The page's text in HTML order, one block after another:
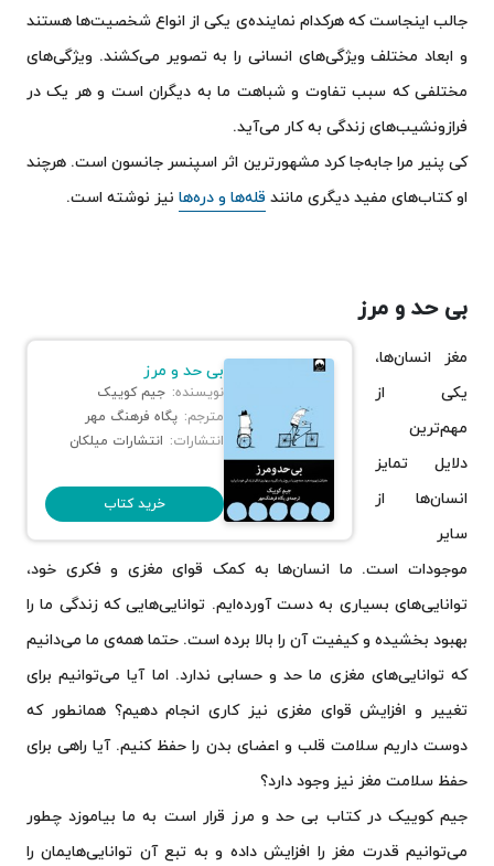
جالب اینجاست که هرکدام نماینده‌ی یکی از انواع شخصیت‌‌ها هستند
و ابعاد مختلف ویژگی‌های انسانی را به تصویر می‌کشند. ویژگی‌های
مختلفی که سبب تفاوت و شباهت ما به دیگران است و هر یک در
فرازونشیب‌های زندگی به کار می‌آید.
کی پنیر مرا جابه‌جا کرد مشهورترین اثر اسپنسر جانسون است. هرچند
او کتاب‌های مفید دیگری مانند قله‌ها و دره‌ها نیز نوشته است.
بی حد و مرز
بی حد و مرز
نویسنده: جیم کوییک
مترجم: پگاه فرهنگ مهر
انتشارات: انتشارات میلکان
خرید کتاب
مغز انسان‌ها،
یکی از
مهم‌ترین
دلایل تمایز
انسان‌ها از
سایر
موجودات است. ما انسان‌ها به کمک قوای مغزی و فکری خود،
توانایی‌های بسیاری به دست آورده‌ایم. توانایی‌هایی که زندگی ما را
بهبود بخشیده و کیفیت آن را بالا برده است. حتما همه‌ی ما می‌دانیم
که توانایی‌های مغزی ما حد و حسابی ندارد. اما آیا می‌توانیم برای
تغییر و افزایش قوای مغزی نیز کاری انجام دهیم؟ همانطور که
دوست داریم سلامت قلب و اعضای بدن را حفظ کنیم. آیا راهی برای
حفظ سلامت مغز نیز وجود دارد؟
جیم کوییک در کتاب بی حد و مرز قرار است به ما بیاموزد چطور
می‌توانیم قدرت مغز را افزایش داده و به تبع آن توانایی‌هایمان را